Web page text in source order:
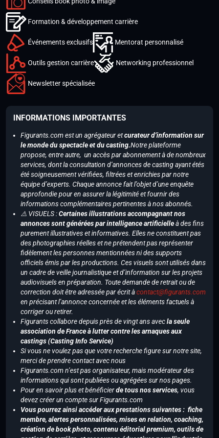
Formation & développement carrière
Événements exclusifs Mentorat personnalisé
Outils gestion carrière Networking professionnel
Newsletter spécialisée
INFORMATIONS IMPORTANTES
Figurants.com est un agrégateur etcurateur d’information sur
le monde du spectacle et du casting.Notre plateforme
propose, entre autre, un accès par abonnement à de nombreux
services, dont la consultation d’annonces de casting ayant étés
été soigneusement vérifiées, filtrées et enrichies par notre
équipe d’experts. Chaque annonce fait l’objet d’une enquête
approfondie pour en assurer la légitimité et fournir des
informations complémentaires pertinentes à nos abonnés.
⚠️ VISUELS :Certaines illustrations accompagnant nos
annonces sont générées par intelligence artificielleà des fins
purement illustratives et informatives. Elles ne constituent pas
des photographies réelles et ne prétendent pas représenter
fidèlement les personnes mentionnées ni des supports
officiels émis par les productions. Ces visuels sont utilisés dans
un cadre de veille journalistique et d’information sur les projets
audiovisuels en préparation. Toute demande de retrait ou de
correction doit être adressée par écrit àcontact@figurants.com
en précisant l’annonce concernée et les éléments factuels à
corriger ou retirer.
Figurants collabore depuis près de vingt ans avecla seule
association de France à lutter contre les arnaques aux
castings (Casting Info Service)
Si vous ne voulez pas que votre recherche figure sur notre site,
merci de prendre contact avec nous
Figurants.com n’est pas organisateur, mais modérateur des
informations qui sont publiées ou agrégées sur nos pages.
Pour en savoir plus et bénéficierde tous nos services, vous
devez créer un compte sur Figurants.com
Vous pourrez ainsi accéder aux prestations suivantes : fiche
membre, alertes personnalisées, mises en relation, coaching,
création de book photo, contenu éditorial premium, outils de